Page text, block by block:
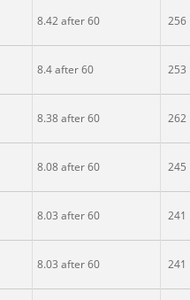
8.42 after 60 256
8.4 after 60 253
8.38 after 60 262
8.08 after 60 245
8.03 after 60 241
8.03 after 60 241